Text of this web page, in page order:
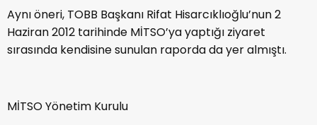
Aynı öneri, TOBB Başkanı Rifat Hisarcıklıoğlu’nun 2
Haziran 2012 tarihinde MİTSO’ya yaptığı ziyaret
sırasında kendisine sunulan raporda da yer almıştı.
MİTSO Yönetim Kurulu